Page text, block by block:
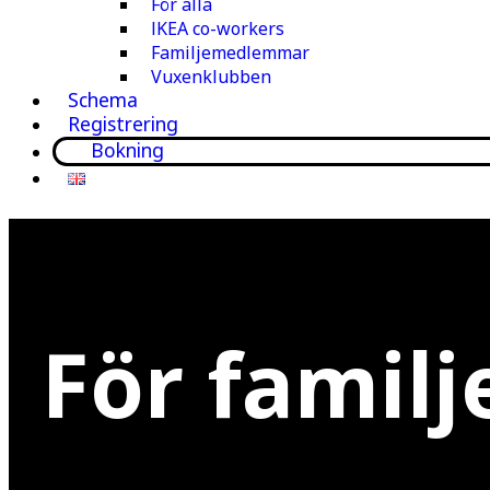
IKEA co-workers
Familjemedlemmar
Vuxenklubben
Schema
Registrering
Bokning
För